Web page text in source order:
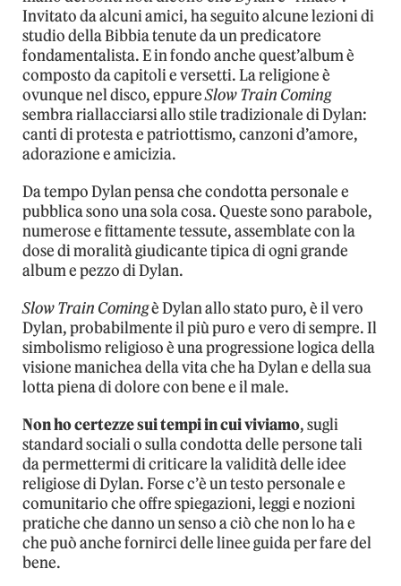
Invitato da alcuni amici, ha seguito alcune lezioni di
studio della Bibbia tenute da un predicatore
fondamentalista. E in fondo anche quest’album è
composto da capitoli e versetti. La religione è
ovunque nel disco, eppureSlow Train Coming
sembra riallacciarsi allo stile tradizionale di Dylan:
canti di protesta e patriottismo, canzoni d’amore,
adorazione e amicizia.
Da tempo Dylan pensa che condotta personale e
pubblica sono una sola cosa. Queste sono parabole,
numerose e fittamente tessute, assemblate con la
dose di moralità giudicante tipica di ogni grande
album e pezzo di Dylan.
Slow Train Comingè Dylan allo stato puro, è il vero
Dylan, probabilmente il più puro e vero di sempre. Il
simbolismo religioso è una progressione logica della
visione manichea della vita che ha Dylan e della sua
lotta piena di dolore con bene e il male.
Non ho certezze sui tempi in cui viviamo, sugli
standard sociali o sulla condotta delle persone tali
da permettermi di criticare la validità delle idee
religiose di Dylan. Forse c’è un testo personale e
comunitario che offre spiegazioni, leggi e nozioni
pratiche che danno un senso a ciò che non lo ha e
che può anche fornirci delle linee guida per fare del
bene.